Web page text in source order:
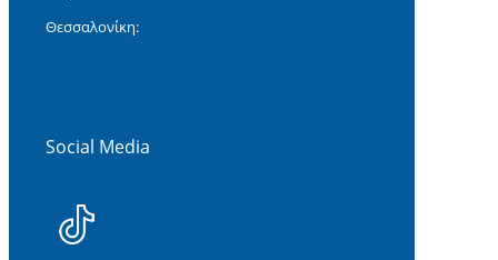
Θεσσαλονίκη:
Social Media